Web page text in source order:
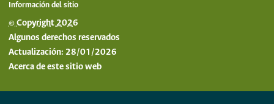
Información del sitio
© Copyright 2026
Algunos derechos reservados
Actualización: 28/01/2026
Acerca de este sitio web